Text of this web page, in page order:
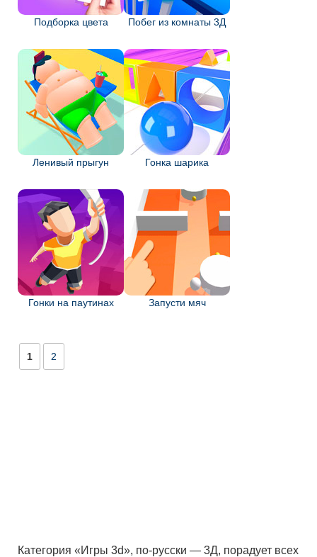
Подборка цвета Побег из комнаты 3Д
Ленивый прыгун Гонка шарика
Гонки на паутинах Запусти мяч
1 2
Категория «Игры 3d», по-русски — 3Д, порадует всех